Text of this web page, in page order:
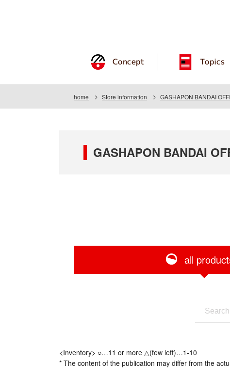
Concept Topics
home Store information GASHAPON BANDAI
GASHAPON BANDAI
all
<Inventory> ○…11 or more △(few left)…1-10
* The content of the publication may differ from the